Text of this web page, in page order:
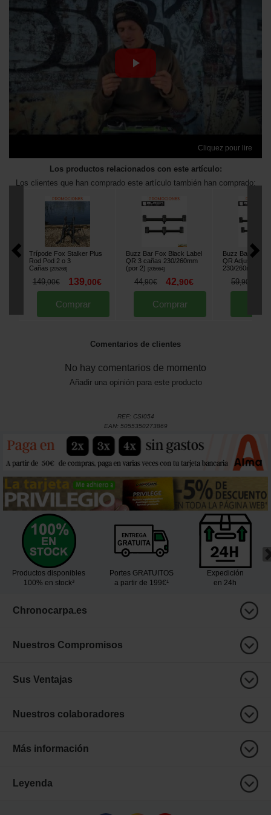
Cliquez pour lire
Los productos relacionados con este artículo:
Los clientes que han comprado este artículo también han comprado:
Trípode Fox Stalker Plus
Rod Pod 2 o 3
Cañas
205268]
149,00€ 139,00€
Comprar
Buzz Bar Fox Black Label
QR 3 cañas 230/260mm
(por 2)
205664]
44,90€ 42,90€
Comprar
Buzz Bar Fox
QR Adjustable
230/260mm
59,90
Comentarios de clientes
No hay comentarios de momento
Añadir una opinión para este producto
REF: CSI054
EAN: 5055350273869
Productos disponibles
100% en stock³
Portes GRATUITOS
a partir de 199€¹
Expedición
en 24h
Chronocarpa.es
Nuestros Compromisos
Sus Ventajas
Nuestros colaboradores
Más información
Leyenda